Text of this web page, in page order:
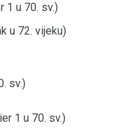
1 u 70. sv.)
u 72. vijeku)
sv.)
1 u 70. sv.)